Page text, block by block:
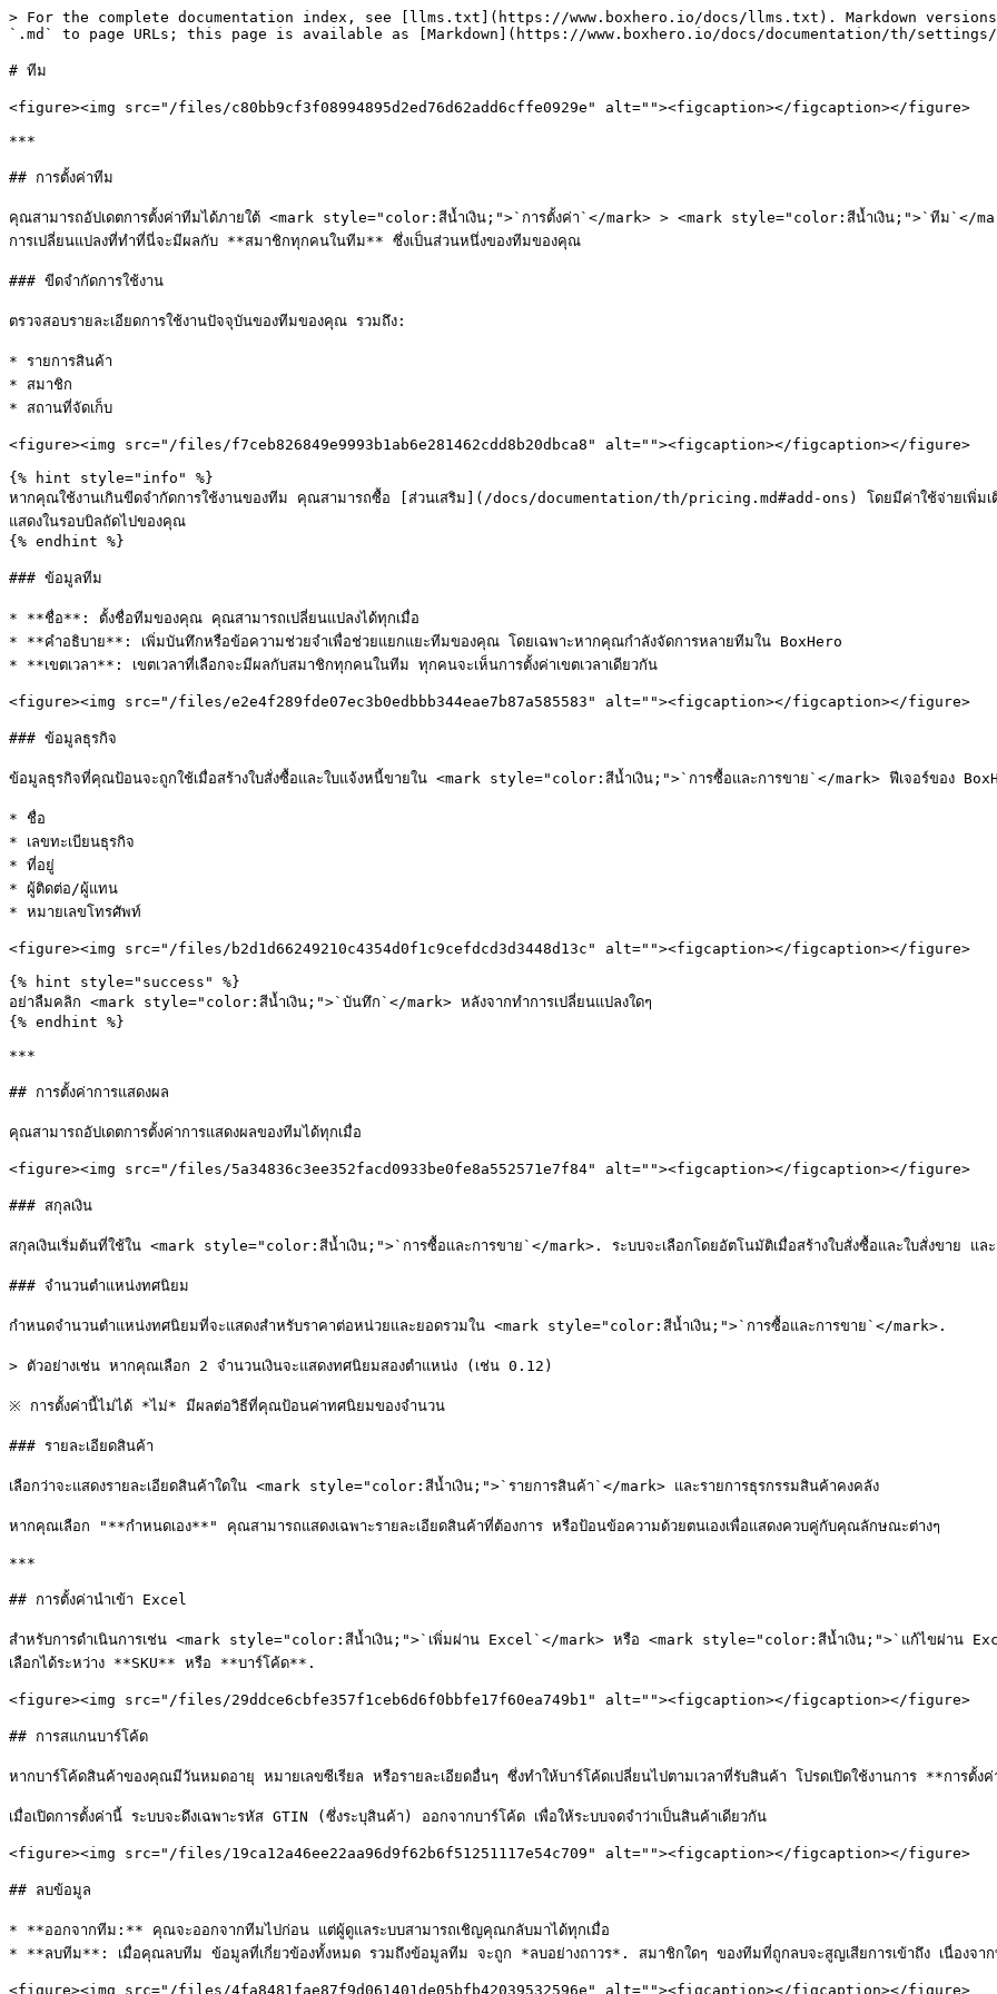
> For the complete documentation index, see [llms.txt](https://www.boxhero.io/docs/llms.txt). Markdown
`.md` to page URLs; this page is available as [Markdown](https://www.boxhero.io/docs/documentation/th/settings/
# ทีม
<figure><img src="/files/c80bb9cf3f08994895d2ed76d62add6cffe0929e" alt=""><figcaption></figcaption></figure>
***
## การตั้งค่าทีม
คุณสามารถอัปเดตการตั้งค่าทีมได้ภายใต้ <mark style="color:สีน้ำเงิน;">`การตั้งค่า`</mark> > <mark style="color:สีน้ำเงิน;">`ทีม`</
การเปลี่ยนแปลงที่ทำที่นี่จะมีผลกับ **สมาชิกทุกคนในทีม** ซึ่งเป็นส่วนหนึ่งของทีมของคุณ
### ขีดจำกัดการใช้งาน
ตรวจสอบรายละเอียดการใช้งานปัจจุบันของทีมของคุณ รวมถึง:
* รายการสินค้า
* สมาชิก
* สถานที่จัดเก็บ
<figure><img src="/files/f7ceb826849e9993b1ab6e281462cdd8b20dbca8" alt=""><figcaption></figcaption></figure>
{% hint style="info" %}
หากคุณใช้งานเกินขีดจำกัดการใช้งานของทีม คุณสามารถซื้อ [ส่วนเสริม](/docs/documentation/th/pricing.md#add-ons) โดยมีค่าใช้จ่ายเพิ่มเติ
แสดงในรอบบิลถัดไปของคุณ
{% endhint %}
### ข้อมูลทีม
* **ชื่อ**: ตั้งชื่อทีมของคุณ คุณสามารถเปลี่ยนแปลงได้ทุกเมื่อ
* **คำอธิบาย**: เพิ่มบันทึกหรือข้อความช่วยจำเพื่อช่วยแยกแยะทีมของคุณ โดยเฉพาะหากคุณกำลังจัดการหลายทีมใน BoxHero
* **เขตเวลา**: เขตเวลาที่เลือกจะมีผลกับสมาชิกทุกคนในทีม ทุกคนจะเห็นการตั้งค่าเขตเวลาเดียวกัน
<figure><img src="/files/e2e4f289fde07ec3b0edbbb344eae7b87a585583" alt=""><figcaption></figcaption></figure>
### ข้อมูลธุรกิจ
ข้อมูลธุรกิจที่คุณป้อนจะถูกใช้เมื่อสร้างใบสั่งซื้อและใบแจ้งหนี้ขายใน <mark style="color:สีน้ำเงิน;">`การซื้อและการขาย`</mark> ฟีเจอร์ของ
* ชื่อ
* เลขทะเบียนธุรกิจ
* ที่อยู่
* ผู้ติดต่อ/ผู้แทน
* หมายเลขโทรศัพท์
<figure><img src="/files/b2d1d66249210c4354d0f1c9cefdcd3d3448d13c" alt=""><figcaption></figcaption></figure>
{% hint style="success" %}
อย่าลืมคลิก <mark style="color:สีน้ำเงิน;">`บันทึก`</mark> หลังจากทำการเปลี่ยนแปลงใดๆ
{% endhint %}
***
## การตั้งค่าการแสดงผล
คุณสามารถอัปเดตการตั้งค่าการแสดงผลของทีมได้ทุกเมื่อ
<figure><img src="/files/5a34836c3ee352facd0933be0fe8a552571e7f84" alt=""><figcaption></figcaption></figure>
### สกุลเงิน
สกุลเงินเริ่มต้นที่ใช้ใน <mark style="color:สีน้ำเงิน;">`การซื้อและการขาย`</mark>. ระบบจะเลือกโดยอัตโนมัติเมื่อสร้างใบสั่งซื้อและใบสั่งขาย และส
### จำนวนตำแหน่งทศนิยม
กำหนดจำนวนตำแหน่งทศนิยมที่จะแสดงสำหรับราคาต่อหน่วยและยอดรวมใน <mark style="color:สีน้ำเงิน;">`การซื้อและการขาย`</mark>.
> ตัวอย่างเช่น หากคุณเลือก 2 จำนวนเงินจะแสดงทศนิยมสองตำแหน่ง (เช่น 0.12)
※ การตั้งค่านี้ไม่ได้ *ไม่* มีผลต่อวิธีที่คุณป้อนค่าทศนิยมของจำนวน
### รายละเอียดสินค้า
เลือกว่าจะแสดงรายละเอียดสินค้าใดใน <mark style="color:สีน้ำเงิน;">`รายการสินค้า`</mark> และรายการธุรกรรมสินค้าคงคลัง
หากคุณเลือก "**กำหนดเอง**" คุณสามารถแสดงเฉพาะรายละเอียดสินค้าที่ต้องการ หรือป้อนข้อความด้วยตนเองเพื่อแสดงควบคู่กับคุณลักษณะต่างๆ
***
## การตั้งค่านำเข้า Excel
สำหรับการดำเนินการเช่น <mark style="color:สีน้ำเงิน;">`เพิ่มผ่าน Excel`</mark> หรือ <mark style="color:สีน้ำเงิน;">`แก้ไขผ่าน
เลือกได้ระหว่าง **SKU** หรือ **บาร์โค้ด**.
<figure><img src="/files/29ddce6cbfe357f1ceb6d6f0bbfe17f60ea749b1" alt=""><figcaption></figcaption></figure>
## การสแกนบาร์โค้ด
หากบาร์โค้ดสินค้าของคุณมีวันหมดอายุ หมายเลขซีเรียล หรือรายละเอียดอื่นๆ ซึ่งทำให้บาร์โค้ดเปลี่ยนไปตามเวลาที่รับสินค้า โปรดเปิดใช้งานการ **การตั้ง
เมื่อเปิดการตั้งค่านี้ ระบบจะดึงเฉพาะรหัส GTIN (ซึ่งระบุสินค้า) ออกจากบาร์โค้ด เพื่อให้ระบบจดจำว่าเป็นสินค้าเดียวกัน
<figure><img src="/files/19ca12a46ee22aa96d9f62b6f51251117e54c709" alt=""><figcaption></figcaption></figure>
## ลบข้อมูล
* **ออกจากทีม:** คุณจะออกจากทีมไปก่อน แต่ผู้ดูแลระบบสามารถเชิญคุณกลับมาได้ทุกเมื่อ
* **ลบทีม**: เมื่อคุณลบทีม ข้อมูลที่เกี่ยวข้องทั้งหมด รวมถึงข้อมูลทีม จะถูก *ลบอย่างถาวร*. สมาชิกใดๆ ของทีมที่ถูกลบจะสูญเสียการเข้าถึง เนื่องจากที
<figure><img src="/files/4fa8481fae87f9d061401de05bfb42039532596e" alt=""><figcaption></figcaption></figure>